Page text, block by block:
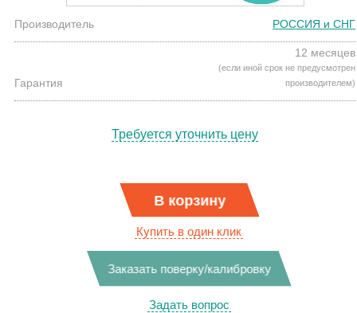
Производитель РОССИЯ и СНГ
Гарантия
12 месяцев
(если иной срок не предусмотрен
производителем)
Требуется уточнить цену
В корзину
Купить в один клик
Заказать поверку/калибровку
Задать вопрос